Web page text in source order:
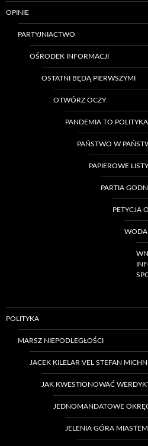
OPINIE
PARTYJNIACTWO
OŚRODEK INFORMACJI
OSTATNI BĘDĄ PIERWSZYMI
OTWÓRZ OCZY
PANDEMIA TO
PAŃSTWO W
PAPIEROWE
PARTIA
PETYCJA
WODA
POLITYKA
MARSZ NIEPODLEGŁOŚCI
JACEK KILELAR VEL STEFAN
JAK KWESTIONOWAĆ
JEDNOMANDATOWE
JELENIA GÓRA